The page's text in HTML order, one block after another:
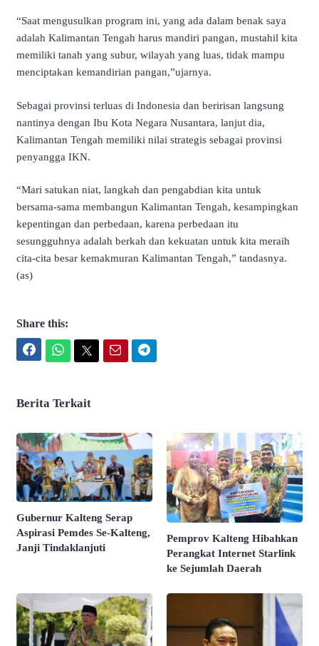
“Saat mengusulkan program ini, yang ada dalam benak saya
adalah Kalimantan Tengah harus mandiri pangan, mustahil kita
memiliki tanah yang subur, wilayah yang luas, tidak mampu
menciptakan kemandirian pangan,”ujarnya.
Sebagai provinsi terluas di Indonesia dan beririsan langsung
nantinya dengan Ibu Kota Negara Nusantara, lanjut dia,
Kalimantan Tengah memiliki nilai strategis sebagai provinsi
penyangga IKN.
“Mari satukan niat, langkah dan pengabdian kita untuk
bersama-sama membangun Kalimantan Tengah, kesampingkan
kepentingan dan perbedaan, karena perbedaan itu
sesungguhnya adalah berkah dan kekuatan untuk kita meraih
cita-cita besar kemakmuran Kalimantan Tengah,” tandasnya.
(as)
Share this:
Berita Terkait
Gubernur Kalteng Serap
Aspirasi Pemdes Se-Kalteng,
Janji Tindaklanjuti
Pemprov Kalteng Hibahkan
Perangkat Internet Starlink
ke Sejumlah Daerah